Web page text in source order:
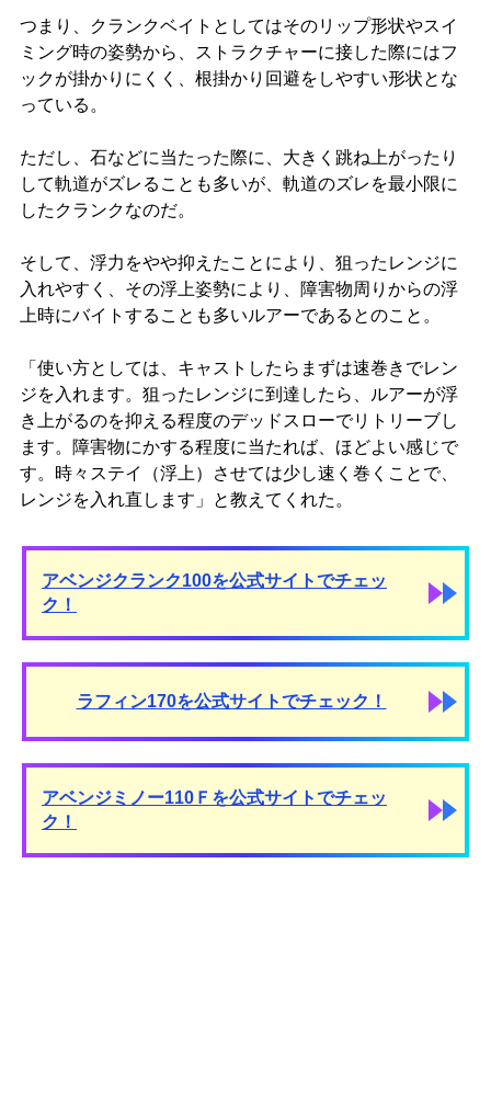
つまり、クランクベイトとしてはそのリップ形状やスイ
ミング時の姿勢から、ストラクチャーに接した際にはフ
ックが掛かりにくく、根掛かり回避をしやすい形状とな
っている。
ただし、石などに当たった際に、大きく跳ね上がったり
して軌道がズレることも多いが、軌道のズレを最小限に
したクランクなのだ。
そして、浮力をやや抑えたことにより、狙ったレンジに
入れやすく、その浮上姿勢により、障害物周りからの浮
上時にバイトすることも多いルアーであるとのこと。
「使い方としては、キャストしたらまずは速巻きでレン
ジを入れます。狙ったレンジに到達したら、ルアーが浮
き上がるのを抑える程度のデッドスローでリトリーブし
ます。障害物にかする程度に当たれば、ほどよい感じで
す。時々ステイ（浮上）させては少し速く巻くことで、
レンジを入れ直します」と教えてくれた。
アベンジクランク100を公式サイトでチェッ
ク！
ラフィン170を公式サイトでチェック！
アベンジミノー110Ｆを公式サイトでチェッ
ク！